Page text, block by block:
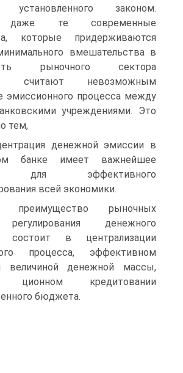
установленного законом.
даже те современные
которые придерживаются
вмешательства в
рыночного сектора
считают невозможным
эмиссионного процесса между
учреждениями. Это
тем,
денежной эмиссии в
банке имеет важнейшее
для эффективного
всей экономики.
преимущество рыночных
де­нежного
состоит в централизации
процес­са, эффективном
величиной денежной массы,
ционном кредитовании
бюджета.